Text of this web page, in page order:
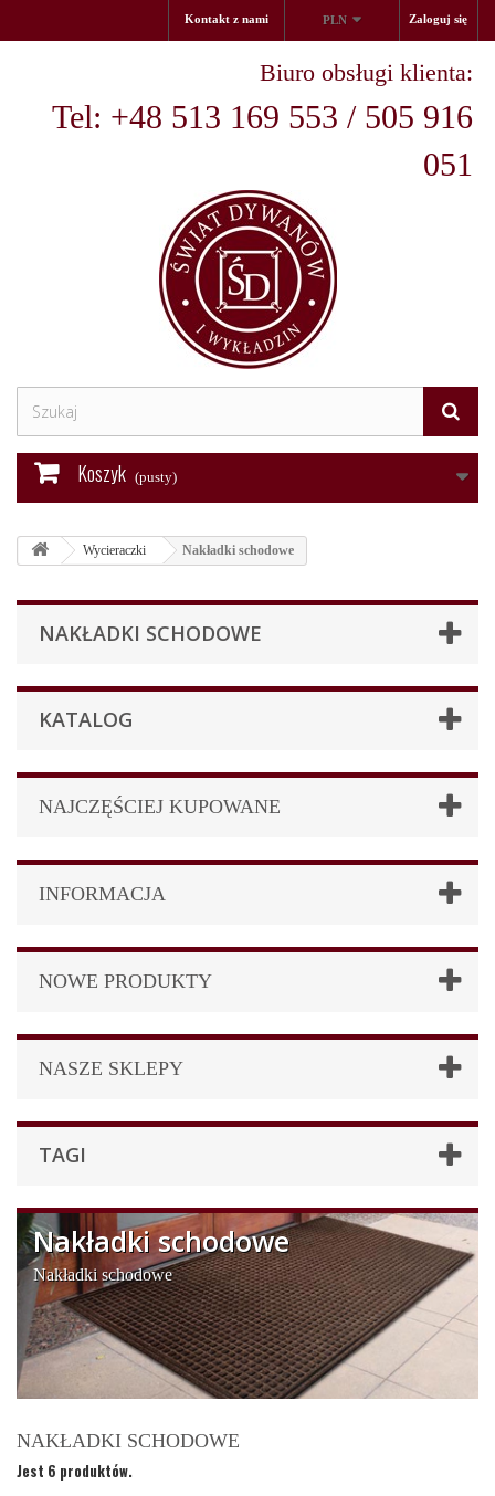
Zaloguj się
PLN
Kontakt z nami
Biuro obsługi klienta:
Tel: +48 513 169 553 / 505 916
051
Koszyk (pusty)
Wycieraczki Nakładki schodowe
NAKŁADKI SCHODOWE
KATALOG
NAJCZĘŚCIEJ KUPOWANE
INFORMACJA
NOWE PRODUKTY
NASZE SKLEPY
TAGI
Nakładki schodowe
Nakładki schodowe
NAKŁADKI SCHODOWE
Jest 6 produktów.